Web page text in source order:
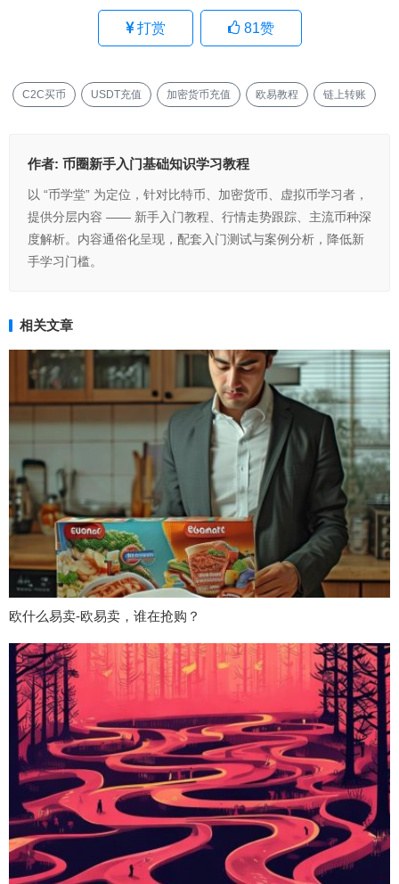
打赏 81赞
C2C买币 USDT充值 加密货币充值 欧易教程 链上转账
作者: 币圈新手入门基础知识学习教程
以 “币学堂” 为定位，针对比特币、加密货币、虚拟币学习者，
提供分层内容 —— 新手入门教程、行情走势跟踪、主流币种深
度解析。内容通俗化呈现，配套入门测试与案例分析，降低新
手学习门槛。
相关文章
欧什么易卖-欧易卖，谁在抢购？